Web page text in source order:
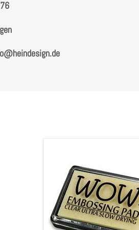
ultra
langsam
trocknend",